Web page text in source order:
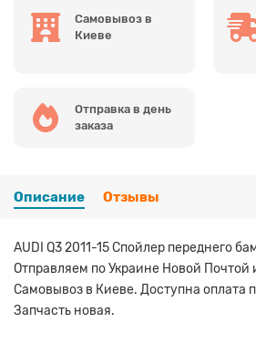
Самовывоз в
Киеве
Отправка в день
заказа
Описание Отзывы
AUDI Q3 2011-15 Спойлер переднего
Отправляем по Украине Новой Почтой
Самовывоз в Киеве. Доступна оплата
Запчасть новая.